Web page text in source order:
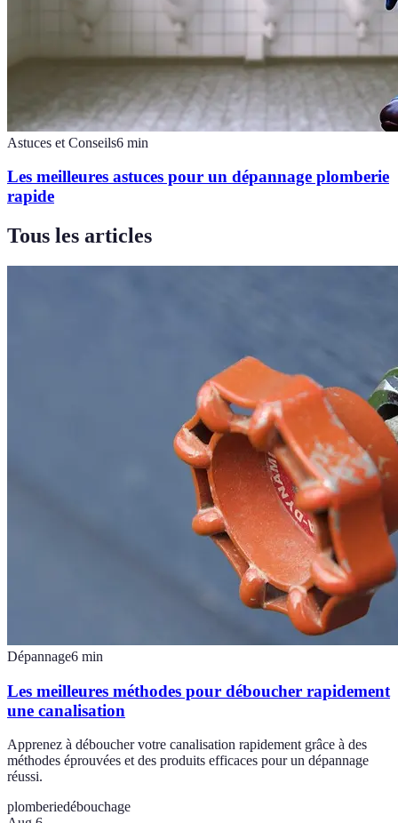
Astuces et Conseils6 min
Les meilleures astuces pour un dépannage plomberie
rapide
Tous les articles
Dépannage6 min
Les meilleures méthodes pour déboucher rapidement
une canalisation
Apprenez à déboucher votre canalisation rapidement grâce à des
méthodes éprouvées et des produits efficaces pour un dépannage
réussi.
plomberiedébouchage